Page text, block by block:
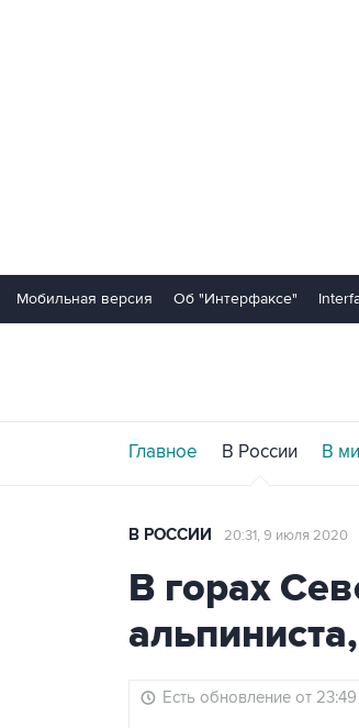
Мобильная версия Об "Интерфаксе"
Главное В России В
В РОССИИ 20:31, 9 июля 2020
В горах
Есть обновление от 23:49